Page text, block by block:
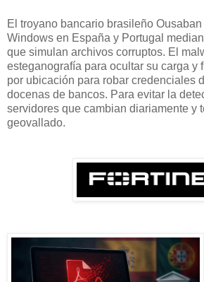
El troyano bancario brasileño
Windows en España y Portugal
que simulan archivos corruptos. El
esteganografía para ocultar su carga y
por ubicación para robar credenciales
docenas de bancos. Para evitar la
servidores que cambian diariamente y
geovallado.